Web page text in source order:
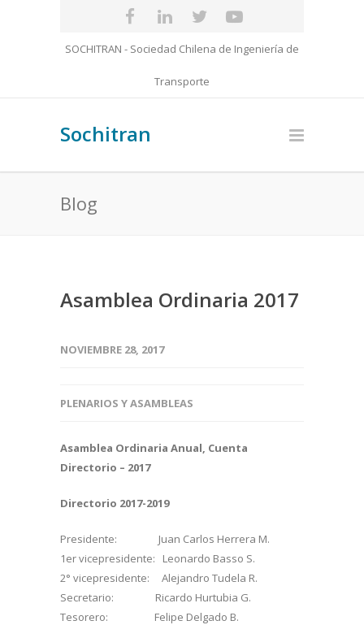
SOCHITRAN - Sociedad Chilena de Ingeniería de
Transporte
Sochitran
Blog
Asamblea Ordinaria 2017
NOVIEMBRE 28, 2017
PLENARIOS Y ASAMBLEAS
Asamblea Ordinaria Anual, Cuenta
Directorio – 2017
Directorio 2017-2019
Presidente: Juan Carlos Herrera M.
1er vicepresidente: Leonardo Basso S.
2° vicepresidente: Alejandro Tudela R.
Secretario: Ricardo Hurtubia G.
Tesorero: Felipe Delgado B.